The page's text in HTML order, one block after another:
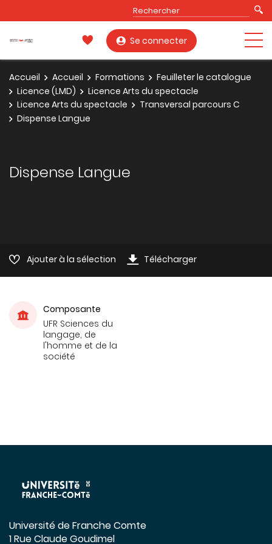
Se connecter
Accueil Accueil Formations
Feuilleter le catalogue
Licence (LMD)
Licence Arts du spectacle
Licence Arts du spectacle
Transversal parcours C
Dispense Langue
Dispense Langue
Ajouter à la sélection Télécharger
Composante
UFR Sciences du
langage, de
l'homme et de la
société
Université de Franche Comte
1 Rue Claude Goudimel